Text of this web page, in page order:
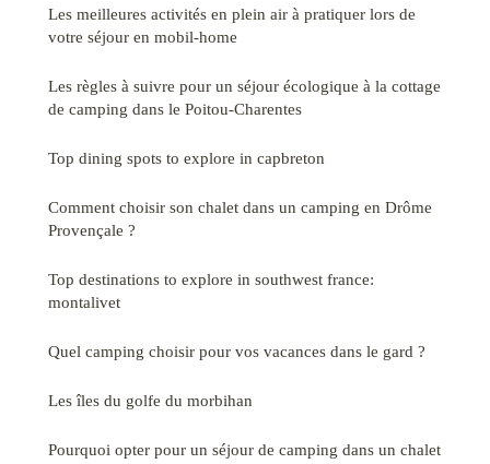
Les meilleures activités en plein air à pratiquer lors de
votre séjour en mobil-home
Les règles à suivre pour un séjour écologique à la cottage
de camping dans le Poitou-Charentes
Top dining spots to explore in capbreton
Comment choisir son chalet dans un camping en Drôme
Provençale ?
Top destinations to explore in southwest france:
montalivet
Quel camping choisir pour vos vacances dans le gard ?
Les îles du golfe du morbihan
Pourquoi opter pour un séjour de camping dans un chalet